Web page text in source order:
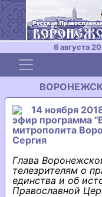
6 августа
Toggle
14 ноября
эфир программа
митрополита
Сергия
Глава
телезрителям о
единства и об
Православной